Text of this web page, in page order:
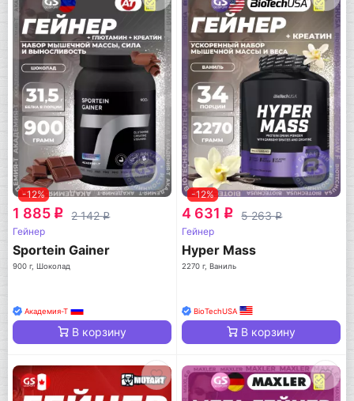
-12%
1 885 q 2 142q
Гейнер
Sportein Gainer
900 г, Шоколад
Академия-Т
В корзину
-12%
4 631 q 5 263q
Гейнер
Hyper Mass
2270 г, Ваниль
BioTechUSA
В корзину